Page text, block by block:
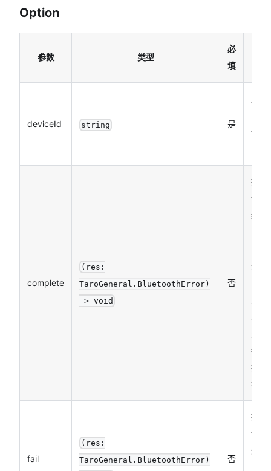
Option
参数 类型
必
填
deviceId string 是
设备
complete
(res:
TaroGeneral.BluetoothError)
=> void
否
接口
调用
结束
调函
数
功、
失败
都会
执
行）
fail
(res:
TaroGeneral.BluetoothError)
否
接口
调用
失败